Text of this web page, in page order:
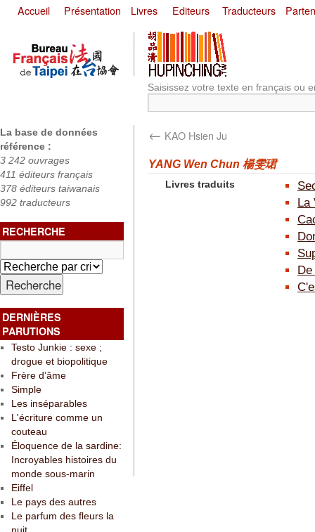
Accueil Présentation Livres Editeurs Traducteurs
Saisissez votre texte en français ou
La base de données
référence :
3 242 ouvrages
411 éditeurs français
378 éditeurs taiwanais
992 traducteurs
RECHERCHE
DERNIÈRES
PARUTIONS
Testo Junkie : sexe ;
drogue et biopolitique
Frère d’âme
Simple
Les inséparables
L'écriture comme un
couteau
Éloquence de la sardine:
Incroyables histoires du
monde sous-marin
Eiffel
Le pays des autres
Le parfum des fleurs la
← KAO Hsien Ju
YANG Wen Chun 楊雯珺
Livres traduits
La